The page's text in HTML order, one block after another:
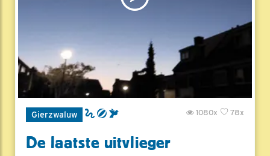
Gierzwaluw 78x
1080x
De laatste uitvlieger